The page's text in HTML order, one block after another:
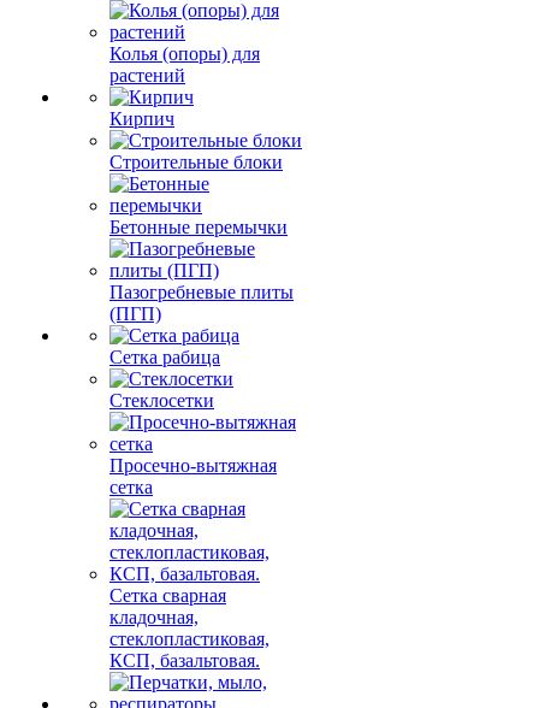
Колья (опоры) для
растений
Кирпич
Строительные блоки
Бетонные перемычки
Пазогребневые плиты
(ПГП)
Сетка рабица
Стеклосетки
Просечно-вытяжная
сетка
Сетка сварная
кладочная,
стеклопластиковая,
КСП, базальтовая.